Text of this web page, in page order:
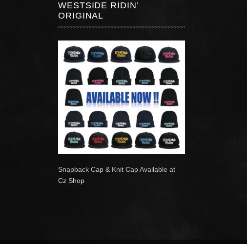
WESTSIDE RIDIN’
ORIGINAL
Snapback Cap & Knit Cap Available at
Cz Shop